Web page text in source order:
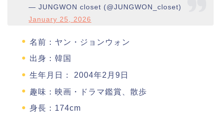
— JUNGWON closet (@JUNGWON_closet)
January 25, 2026
名前：ヤン・ジョンウォン
出身：韓国
生年月日： 2004年2月9日
趣味：映画・ドラマ鑑賞、散歩
身長：174cm